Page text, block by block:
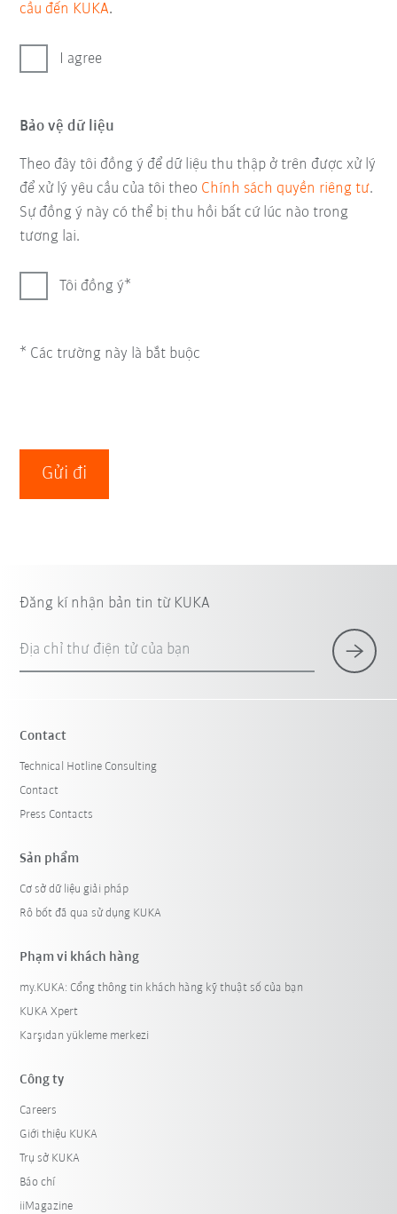
cầu đến KUKA.
I agree
Bảo vệ dữ liệu
Theo đây tôi đồng ý để dữ liệu thu thập ở trên được xử lý
để xử lý yêu cầu của tôi theo Chính sách quyền riêng tư.
Sự đồng ý này có thể bị thu hồi bất cứ lúc nào trong
tương lai.
Tôi đồng ý
* Các trường này là bắt buộc
Gửi đi
Đăng kí nhận bản tin từ KUKA
Địa chỉ thư điện tử của bạn
Contact
Technical Hotline Consulting
Contact
Press Contacts
Sản phẩm
Cơ sở dữ liệu giải pháp
Rô bốt đã qua sử dụng KUKA
Phạm vi khách hàng
my.KUKA: Cổng thông tin khách hàng kỹ thuật số của bạn
KUKA Xpert
Karşıdan yükleme merkezi
Công ty
Careers
Giới thiệu KUKA
Trụ sở KUKA
Báo chí
iiMagazine